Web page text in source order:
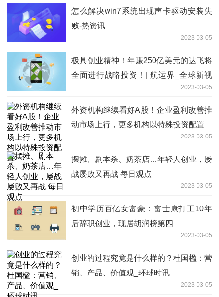
怎么解决win7系统出现声卡驱动安装失
败-热资讯
2023-03-05
极具创业精神！年赚250亿美元的达飞将
全面进行战略投资！| 航运界_全球新视
2023-03-05
外资机构继续看好A股！企业盈利改善推
动市场上行，更多机构以特殊投资配置
2023-03-05
摆摊、剧本杀、奶茶店…年轻人创业，屡
战屡败又再战 每日观点
2023-03-05
初中学历百亿女富豪：富士康打工10年
后辞职创业，现居胡润榜第四
2023-03-05
创业的过程究竟是什么样的？杜国楹：营
销、产品、价值观_环球时讯
2023-03-05